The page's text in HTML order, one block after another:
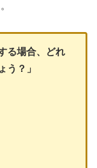
る場合、どれ
う？」